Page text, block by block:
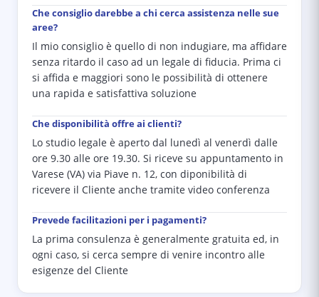
Che consiglio darebbe a chi cerca assistenza nelle sue
aree?
Il mio consiglio è quello di non indugiare, ma affidare
senza ritardo il caso ad un legale di fiducia. Prima ci
si affida e maggiori sono le possibilità di ottenere
una rapida e satisfattiva soluzione
Che disponibilità offre ai clienti?
Lo studio legale è aperto dal lunedì al venerdì dalle
ore 9.30 alle ore 19.30. Si riceve su appuntamento in
Varese (VA) via Piave n. 12, con diponibilità di
ricevere il Cliente anche tramite video conferenza
Prevede facilitazioni per i pagamenti?
La prima consulenza è generalmente gratuita ed, in
ogni caso, si cerca sempre di venire incontro alle
esigenze del Cliente